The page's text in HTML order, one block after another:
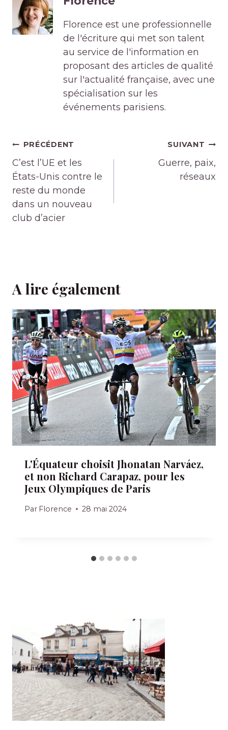
Florence est une professionnelle
de l'écriture qui met son talent
au service de l'information en
proposant des articles de qualité
sur l'actualité française, avec une
spécialisation sur les
événements parisiens.
Navigation
de
l’article
PRÉCÉDENT
C’est l’UE et les
États-Unis contre le
reste du monde
dans un nouveau
club d’acier
SUIVANT
Guerre, paix,
réseaux
A lire également
L'Équateur choisit Jhonatan Narváez,
et non Richard Carapaz, pour les
Jeux Olympiques de Paris
Par Florence 28 mai 2024